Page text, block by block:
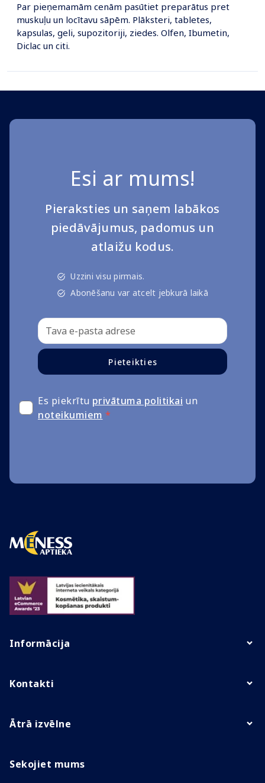
Par pieņemamām cenām pasūtiet preparātus pret
muskuļu un locītavu sāpēm. Plāksteri, tabletes,
kapsulas, geli, supozitoriji, ziedes. Olfen, Ibumetin,
Diclac un citi.
Esi ar mums!
Pieraksties un saņem labākos
piedāvājumus, padomus un
atlaižu kodus.
Uzzini visu pirmais.
Abonēšanu var atcelt jebkurā laikā
Pieteikties
Es piekrītu privātuma politikai un
noteikumiem *
Informācija
Kontakti
Ātrā izvēlne
Sekojiet mums